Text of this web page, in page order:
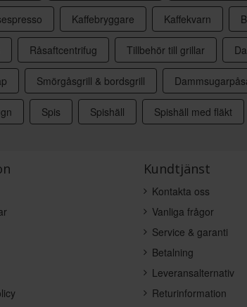
Kaffebryggare Kaffekvarn
Råsaftcentrifug Tillbehör till grillar
Smörgåsgrill & bordsgrill
Spis Spishäll Spishäll med fläkt
Kundtjänst
Kontakta oss
Vanliga frågor
Service & garanti
Betalning
Leveransalternativ
Returinformation